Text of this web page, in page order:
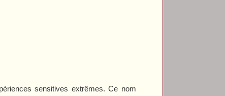
sensitives extrêmes. Ce nom